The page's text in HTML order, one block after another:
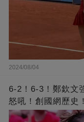
2024/08/04
6-2！6-3！鄭欽文
怒吼！創國網歷史！